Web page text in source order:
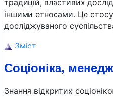
традицій, властивих
іншими етносами. Це
досліджуваного
Зміст
Соціоніка,
Знання відкритих